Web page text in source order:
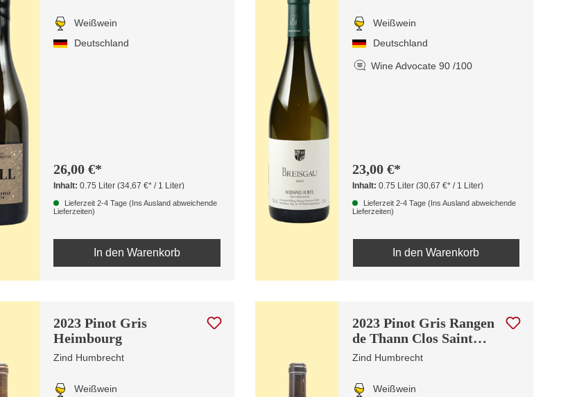
Weißwein
Deutschland
26,00 €*
Inhalt: 0.75 Liter (34,67 €* / 1 Liter)
Lieferzeit 2-4 Tage (Ins Ausland abweichende
Lieferzeiten)
In den Warenkorb
Weißwein
Deutschland
Wine Advocate 90 /100
23,00 €*
Inhalt:0.75 Liter(30,67 €* / 1 Liter)
Lieferzeit 2-4 Tage (Ins Ausland abweichende
Lieferzeiten)
In den Warenkorb
2023 Pinot Gris
Heimbourg
Zind Humbrecht
Weißwein
2023 Pinot Gris Rangen
de Thann Clos Saint
Urbain Grand Cru
Zind Humbrecht
Weißwein